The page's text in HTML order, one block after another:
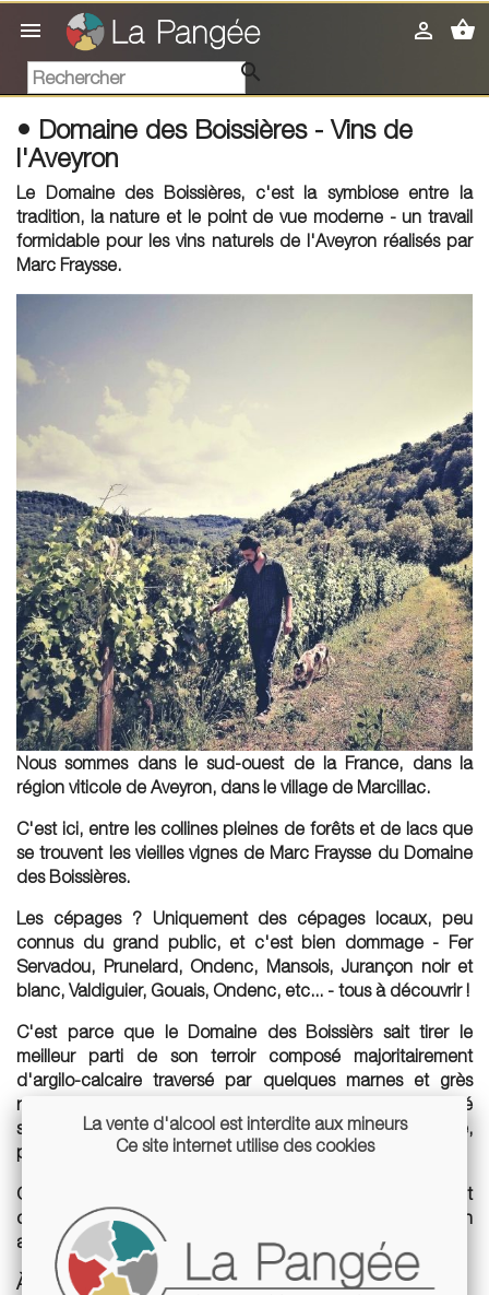
 shopping_basket


• Domaine des Boissières - Vins de
l'Aveyron
Le Domaine des Boissières, c'est la symbiose entre la
tradition, la nature et le point de vue moderne - un travail
formidable pour les vins naturels de l'Aveyron réalisés par
Marc Fraysse.
Nous sommes dans le sud-ouest de la France, dans la
région viticole de Aveyron, dans le village de Marcillac.
C'est ici, entre les collines pleines de forêts et de lacs que
se trouvent les vieilles vignes de Marc Fraysse du Domaine
des Boissières.
Les cépages ? Uniquement des cépages locaux, peu
connus du grand public, et c'est bien dommage - Fer
Servadou, Prunelard, Ondenc, Mansois, Jurançon noir et
blanc, Valdiguier, Gouais, Ondenc, etc... - tous à découvrir !
C'est parce que le Domaine des Boissièrs sait tirer le
meilleur parti de son terroir composé majoritairement
d'argilo-calcaire traversé par quelques marnes et grès
rouges, que Marc Fraysse a mis en place un système basé
sur les principes de la biodynamie et de l'agroforesterie,
privilégiant le travail manuel de la vigne.
Ce jeune et dynamique vigneron peut certainement
contribuer au développement du vin de Gaillac avec son
approche nouvelle mais traditionnelle et respectueuse.
À découvrir !
La vente d'alcool est interdite aux mineurs
Ce site internet utilise des cookies